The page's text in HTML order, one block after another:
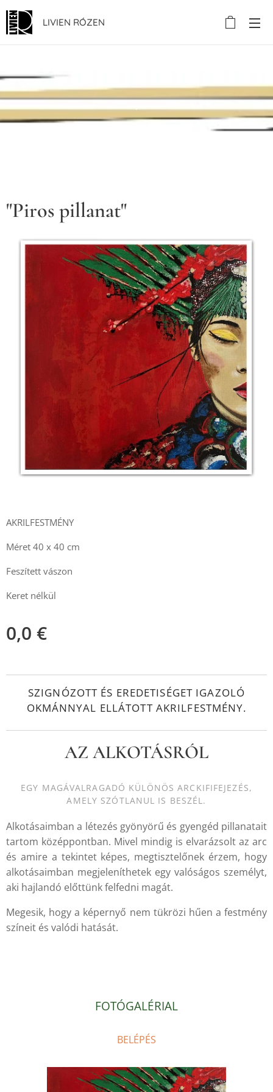
LIVIEN RÓZEN
.
"Piros pillanat"
AKRILFESTMÉNY
Méret 40 x 40 cm
Feszített vászon
Keret nélkül
0,0 €
SZIGNÓZOTT ÉS EREDETISÉGET IGAZOLÓ
OKMÁNNYAL ELLÁTOTT AKRILFESTMÉNY.
AZ ALKOTÁSRÓL
EGY MAGÁVALRAGADÓ KÜLÖNÖS ARCKIFIFEJEZÉS,
AMELY SZÓTLANUL IS BESZÉL.
Alkotásaimban a létezés gyönyörű és gyengéd pillanatait
tartom középpontban. Mivel mindig is elvarázsolt az arc
és amire a tekintet képes, megtisztelőnek érzem, hogy
alkotásaimban megjeleníthetek egy valóságos személyt,
aki hajlandó előttünk felfedni magát.
Megesik, hogy a képernyő nem tükrözi hűen a festmény
színeit és valódi hatását.
FOTÓGALÉRIAL
BELÉPÉS